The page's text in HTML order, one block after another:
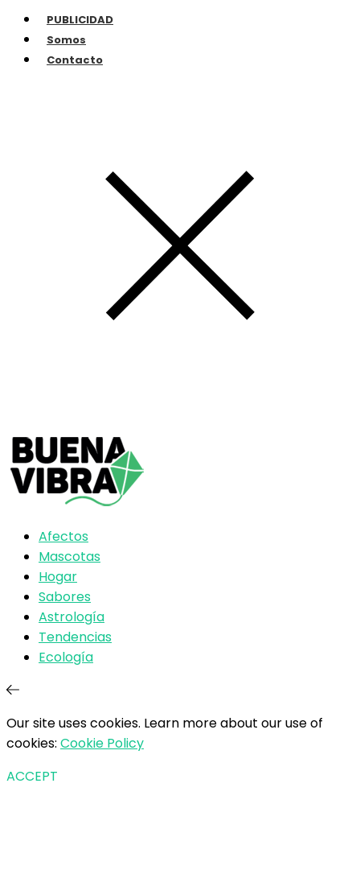
PUBLICIDAD
Somos
Contacto
Afectos
Mascotas
Hogar
Sabores
Astrología
Tendencias
Ecología
Our site uses cookies. Learn more about our use of
cookies: Cookie Policy
ACCEPT